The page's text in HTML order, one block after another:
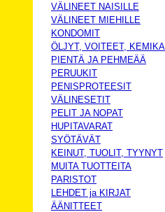
VÄLINEET NAISILLE
VÄLINEET MIEHILLE
KONDOMIT
ÖLJYT, VOITEET,
PIENTÄ JA PEHMEÄÄ
PERUUKIT
PENISPROTEESIT
VÄLINESETIT
PELIT JA NOPAT
HUPITAVARAT
SYÖTÄVÄT
KEINUT, TUOLIT, TYYNYT
MUITA TUOTTEITA
PARISTOT
LEHDET ja KIRJAT
ÄÄNITTEET